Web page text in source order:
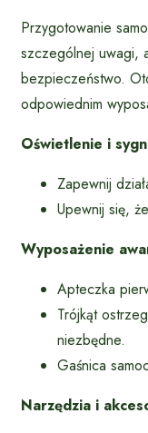
Przygotowanie
szczególnej uwagi,
bezpieczeństwo.
odpowiednim
Oświetlenie i
Zapewnij
Upewnij się,
Wyposażenie
Apteczka
Trójkąt
niezbędne.
Gaśnica
Narzędzia i